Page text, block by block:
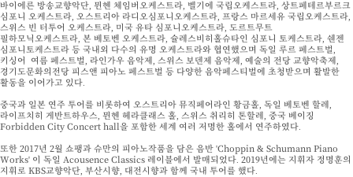
바이에른 방송교향악단, 뮌헨 체임버오케스트라, 벨기에 국립오케스트라, 상트페테르부르크
심포니 오케스트라, 오스트리아 라디오심포니오케스트라, 프랑스 마르세유 국립오케스트라,
스위스 빈 터투어 오케스트라, 미국 유타 심포니오케스트라, 도르트무트
필하모닉오케스트라, 본 베토벤 오케스트라, 슐레스비히홀슈타인 심포니 토케스트라, 쉔젠
심포니토케스트라 등 국내외 다수의 유명 오케스트라와 협연했으며 독일 루르 페스트벌,
키싱어 여름 페스트벌, 라인가우 음악제, 스위스 보덴제 음악제, 예술의 전당 교향악축제,
경기도문화의전당 피스앤 피아노 페스트벌 등 다양한 음악페스티벌에 초청받으며 활발한
활동을 이어가고 있다.
중국과 일본 연주 투어를 비롯하여 오스트리아 뮤직페어라인 황금홀, 독일 베토벤 할레,
라이프치히 게반트하우스, 뮌헨 헤라클래스 홀, 스위스 취리히 톤할레, 중국 베이징
Forbidden City Concert hall을 포함한 세계 여러 저명한 홀에서 연주하였다.
또한 2017년 2월 쇼팽과 슈만의 피아노작품을 담은 음반 'Choppin & Schumann Piano
Works' 이 독일 Acousence Classics 레이블에서 발매되었다. 2019년에는 지휘자 정명훈의
지휘로 KBS교향악단, 부산시향, 대전시향과 함께 국내 투어를 했다.